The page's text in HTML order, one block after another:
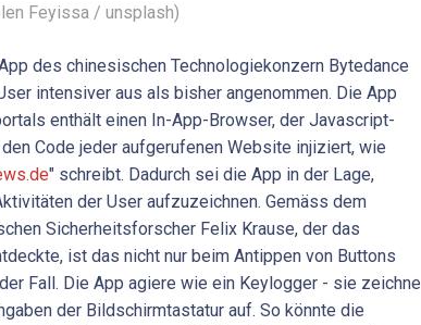
Feyissa / unsplash)
des chinesischen Technologiekonzern Bytedance
intensiver aus als bisher angenommen. Die App
enthält einen In-App-Browser, der Javascript-
den Code jeder aufgerufenen Website injiziert, wie
" schreibt. Dadurch sei die App in der Lage,
der User aufzuzeichnen. Gemäss dem
Sicherheitsforscher Felix Krause, der das
ist das nicht nur beim Antippen von Buttons
Fall. Die App agiere wie ein Keylogger - sie zeichne
der Bildschirmtastatur auf. So könnte die